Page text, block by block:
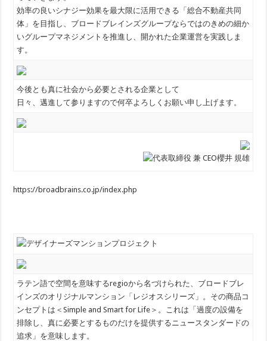
効率の良いシナジー効果を最大限に活用できる「総合不動産共同
体」を目指し、ブロードブレインズグループならではのきめの細か
いグループマネジメントを推進し、開かれた企業運営を実践しま
す。
今後とも真に社会から必要とされる企業として
日々、邁進して参りますので何卒よろしくお願い申し上げます。
https://broadbrains.co.jp/index.php
ラテン語で空間を意味するregioから名づけられた、ブロードブレ
インズのオリジナルマンション「レジオスシリーズ」。その商品コ
ンセプトは＜Simple and Smart for Life＞。これは「過度の設備を
排除し、真に必要とするものだけを提供するニュースタンダードの
追求」を意味します。